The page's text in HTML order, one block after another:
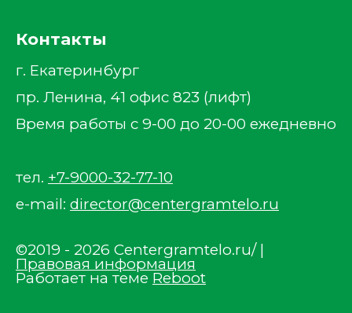
Контакты
г. Екатеринбург
пр. Ленина, 41 офис 823 (лифт)
Время работы с 9-00 до 20-00 ежедневно
тел. +7-9000-32-77-10
e-mail: director@centergramtelo.ru
©2019 - 2026 Centergramtelo.ru/ |
Правовая информация
Работает на теме Reboot